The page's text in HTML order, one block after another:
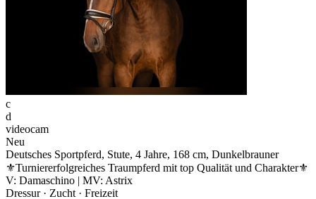
c
d
videocam
Neu
Deutsches Sportpferd, Stute, 4 Jahre, 168 cm, Dunkelbrauner
⚜️Turniererfolgreiches Traumpferd mit top Qualität und Charakter⚜
V: Damaschino | MV: Astrix
Dressur · Zucht · Freizeit